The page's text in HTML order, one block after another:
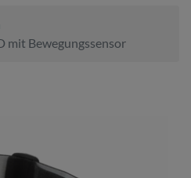
mit Bewegungssensor